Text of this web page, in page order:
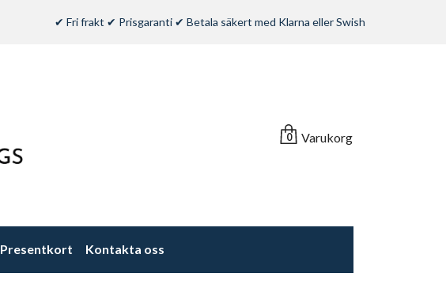
✔ Fri frakt ✔ Prisgaranti ✔ Betala säkert med Klarna eller Swish
0 Varukorg
Presentkort Kontakta oss